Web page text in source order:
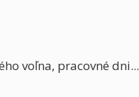
voľna, pracovné dni...